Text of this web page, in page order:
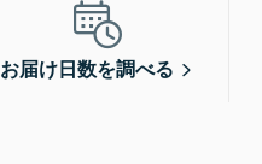
お届け日数を調べる